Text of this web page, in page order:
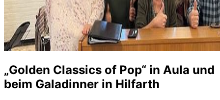
„Golden Classics of Pop“ in Aula und
beim Galadinner in Hilfarth